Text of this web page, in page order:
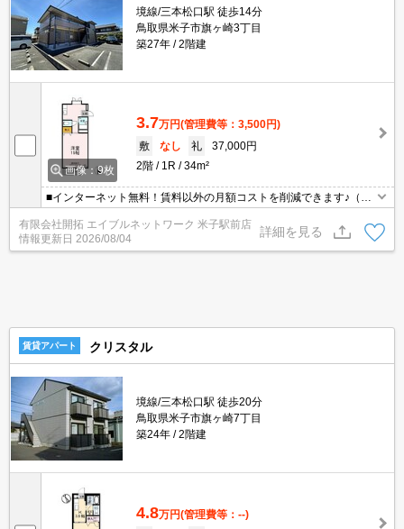
境線/三本松口駅 徒歩14分
鳥取県米子市旗ヶ崎3丁目
築27年
2階建
画像：9枚
3.7万円(管理費等：3,500円)
敷
なし 礼
37,000円
2階
1R 34m²
■インターネット無料！賃料以外の月額コストを削減できます♪（D.
U-NET/Wi-Fi利用可。回線工事後使用可）☆エアコン・ＴＶインタ
ーホン・温水洗浄暖房便座・室内物干しが付いています！モニタ付
きインターホン設置！
有限会社開拓 エイブルネットワーク 米子駅前店
情報更新日 2026/08/04
詳細を見る
賃貸アパート クリスタル
境線/三本松口駅 徒歩20分
鳥取県米子市旗ヶ崎7丁目
築24年
2階建
4.8万円(管理費等：--)